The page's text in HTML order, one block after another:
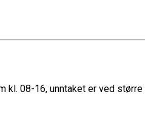
kl. 08-16, unntaket er ved større